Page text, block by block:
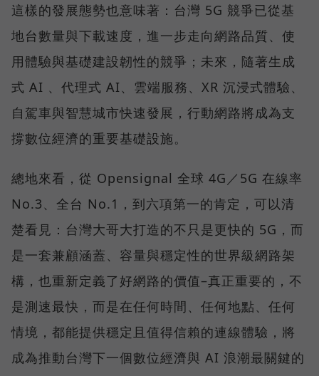
這樣的發展態勢也意味著：台灣 5G 競爭已從基
地台數量與下載速度，進一步走向網路品質、使
用體驗與基礎建設韌性的競爭；未來，隨著生成
式 AI 、代理式 AI、雲端服務、XR 沉浸式體驗、
自駕車與智慧城市快速發展，行動網路將成為支
撐數位經濟的重要基礎設施。
總地來看，從 Opensignal 全球 4G／5G 在線率
No.3、全台 No.1，到六項第一的肯定，可以清
楚看見：台灣大哥大打造的不只是更快的 5G，而
是一套兼顧涵蓋、容量與穩定性的世界級網路架
構，也重新定義了好網路的價值–真正重要的，不
是測速最快，而是在任何時間、任何地點、任何
情境，都能提供穩定且值得信賴的連線體驗，將
成為推動台灣下一個數位經濟與 AI 浪潮最關鍵的